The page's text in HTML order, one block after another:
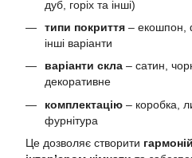
дуб, горіх та інші)
типи покриття – екошпон,
інші варіанти
варіанти скла – сатин,
декоративне
комплектацію – коробка,
фурнітура
Це дозволяє створити